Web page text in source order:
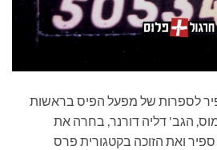
לספרות של מפעל הפיס בראשות
הגב' דליה דורנר, בחרה את
ואת הזוכה בקטגורית פרס